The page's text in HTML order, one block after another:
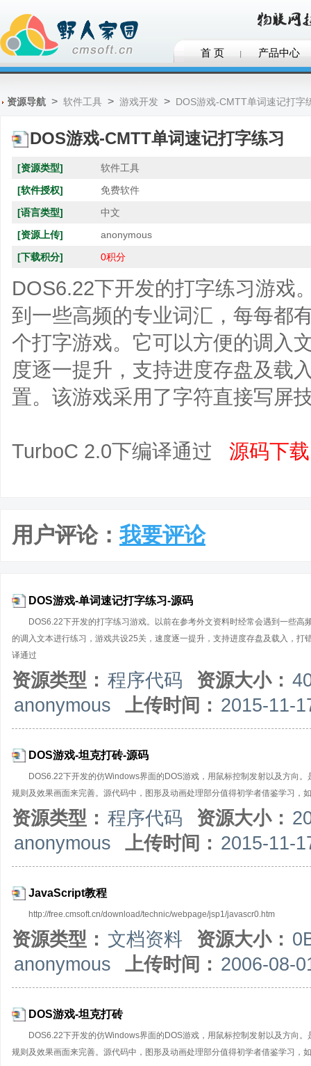
首 页 产品中心
资源导航 > 软件工具 > 游戏开发 > DOS游戏-CMTT单词速记打字
DOS游戏-CMTT单词速记打字练习
[资源类型]
软件工具
[软件授权]
免费软件
[语言类型]
中文
[资源上传]
anonymous
[下载积分]
0积分
DOS6.22下开发的打字练习游戏
到一些高频的专业词汇，每每都
个打字游戏。它可以方便的调入
度逐一提升，支持进度存盘及载
置。该游戏采用了字符直接写屏
TurboC 2.0下编译通过 源码下载
用户评论： 我要评论
DOS游戏-单词速记打字练习-源码
DOS6.22下开发的打字练习游戏。以前在参考外文资料时经常会遇到一些
的调入文本进行练习，游戏共设25关，速度逐一提升，支持进度存盘及载入，
译通过
资源类型： 程序代码 资源大小：
anonymous
上传时间： 2015-11-
DOS游戏-坦克打砖-源码
DOS6.22下开发的仿Windows界面的DOS游戏，用鼠标控制发射以及方向
规则及效果画面来完善。源代码中，图形及动画处理部分值得初学者借鉴学习
资源类型： 程序代码 资源大小：
anonymous
上传时间： 2015-11-
JavaScript教程
http://free.cmsoft.cn/download/technic/webpage/jsp1/javascr0.htm
资源类型： 文档资料 资源大小：
anonymous
上传时间： 2006-08-
DOS游戏-坦克打砖
DOS6.22下开发的仿Windows界面的DOS游戏，用鼠标控制发射以及方向
规则及效果画面来完善。源代码中，图形及动画处理部分值得初学者借鉴学习